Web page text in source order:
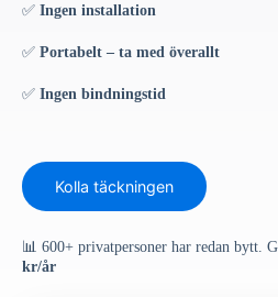
✅ Ingen installation
✅ Portabelt – ta med överallt
✅ Ingen bindningstid
Kolla täckningen
📊 600+ privatpersoner har redan bytt.
kr/år